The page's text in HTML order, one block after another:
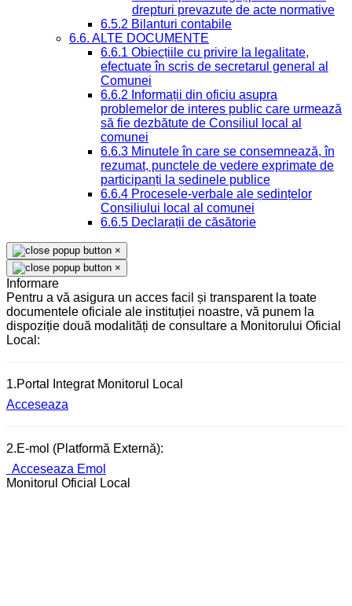
drepturi prevazute de acte normative
6.5.2 Bilanturi contabile
6.6. ALTE DOCUMENTE
6.6.1 Obiecțiile cu privire la legalitate,
efectuate în scris de secretarul general al
Comunei
6.6.2 Informații din oficiu asupra
problemelor de interes public care urmează
să fie dezbătute de Consiliul local al
comunei
6.6.3 Minutele în care se consemnează, în
rezumat, punctele de vedere exprimate de
participanți la ședinele publice
6.6.4 Procesele-verbale ale ședințelor
Consiliului local al comunei
6.6.5 Declarații de căsătorie
×
×
Informare
Pentru a vă asigura un acces facil și transparent la toate
documentele oficiale ale instituției noastre, vă punem la
dispoziție două modalități de consultare a Monitorului Oficial
Local:
1.Portal Integrat Monitorul Local
Acceseaza
2.E-mol (Platformă Externă):
Acceseaza Emol
Monitorul Oficial Local